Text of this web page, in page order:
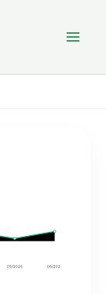
05/2026 06/2026